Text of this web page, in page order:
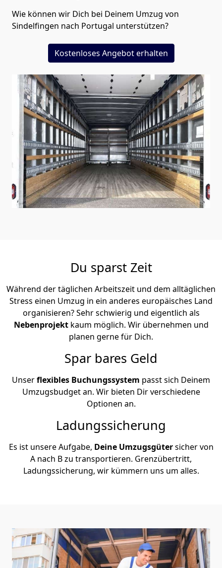
Wie können wir Dich bei Deinem Umzug von
Sindelfingen nach Portugal unterstützen?
Kostenloses Angebot erhalten
Du sparst Zeit
Während der täglichen Arbeitszeit und dem alltäglichen
Stress einen Umzug in ein anderes europäisches Land
organisieren? Sehr schwierig und eigentlich als
Nebenprojekt kaum möglich. Wir übernehmen und
planen gerne für Dich.
Spar bares Geld
Unserflexibles Buchungssystem passt sich Deinem
Umzugsbudget an. Wir bieten Dir verschiedene
Optionen an.
Ladungssicherung
Es ist unsere Aufgabe, Deine Umzugsgütersicher von
A nach B zu transportieren. Grenzübertritt,
Ladungssicherung, wir kümmern uns um alles.